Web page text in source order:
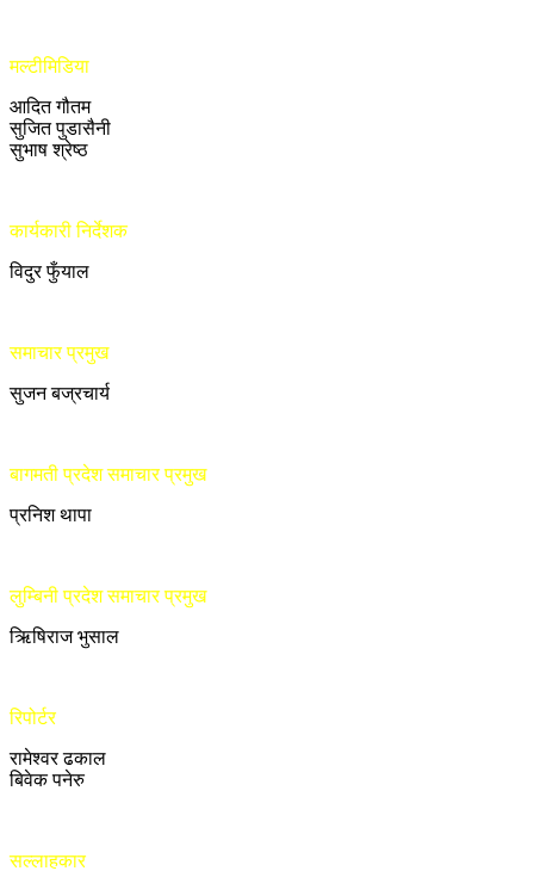
मल्टीमिडिया
आदित गौतम
सुजित पुडासैनी
सुभाष श्रेष्ठ
कार्यकारी निर्देशक
विदुर फुँयाल
समाचार प्रमुख
सुजन बज्रचार्य
बागमती प्रदेश समाचार प्रमुख
प्रनिश थापा
लुम्बिनी प्रदेश समाचार प्रमुख
ऋिषिराज भुसाल
रिपोर्टर
रामेश्वर ढकाल
बिवेक पनेरु
सल्लाहकार